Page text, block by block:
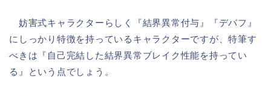
妨害式キャラクターらしく『結界異常付与』『デバフ』
にしっかり特徴を持っているキャラクターですが、特筆す
べきは『自己完結した結界異常ブレイク性能を持ってい
る』という点でしょう。